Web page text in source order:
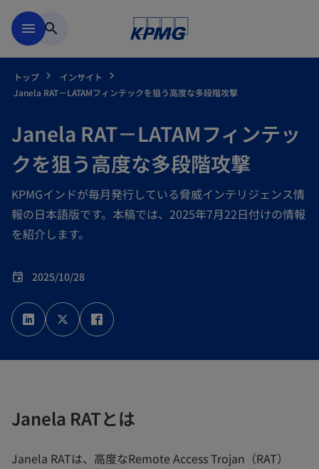
menu search
トップ
インサイト
Janela RAT－LATAMフィンテックを狙う高度な多段階攻撃
Janela RAT－LATAMフィンテッ
クを狙う高度な多段階攻撃
KPMGインドが毎月発行している脅威インテリジェンス情
報の日本語版です。本稿では、2025年7月22日付けの情報
を紹介します。
event 2025/10/28
新
し
い
タ
新
し
い
タ
し
い
Janela RATとは
Janela RATは、高度なRemote Access Trojan（RAT）